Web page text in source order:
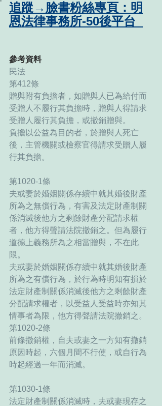
追蹤→臉書粉絲專頁：明
恩法律事務所-50後平台
參考資料
民法
第412條
贈與附有負擔者，如贈與人已為給付而
受贈人不履行其負擔時，贈與人得請求
受贈人履行其負擔，或撤銷贈與。
負擔以公益為目的者，於贈與人死亡
後，主管機關或檢察官得請求受贈人履
行其負擔。
第1020-1條
夫或妻於婚姻關係存續中就其婚後財產
所為之無償行為，有害及法定財產制關
係消滅後他方之剩餘財產分配請求權
者，他方得聲請法院撤銷之。但為履行
道德上義務所為之相當贈與，不在此
限。
夫或妻於婚姻關係存續中就其婚後財產
所為之有償行為，於行為時明知有損於
法定財產制關係消滅後他方之剩餘財產
分配請求權者，以受益人受益時亦知其
情事者為限，他方得聲請法院撤銷之。
第1020-2條
前條撤銷權，自夫或妻之一方知有撤銷
原因時起，六個月間不行使，或自行為
時起經過一年而消滅。
第1030-1條
法定財產制關係消滅時，夫或妻現存之